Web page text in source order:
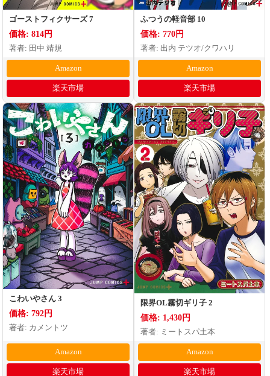
ゴーストフィクサーズ 7
価格: 814円
著者: 田中 靖規
Amazon
楽天市場
ふつうの軽音部 10
価格: 770円
著者: 出内 テツオ/クワハリ
Amazon
楽天市場
こわいやさん 3
価格: 792円
著者: カメントツ
Amazon
楽天市場
限界OL霧切ギリ子 2
価格: 1,430円
著者: ミートスパ土本
Amazon
楽天市場